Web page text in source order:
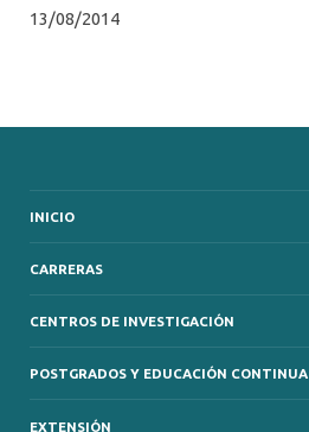
13/08/2014
INICIO
CARRERAS
CENTROS DE INVESTIGACIÓN
POSTGRADOS Y EDUCACIÓN CONTINUA
EXTENSIÓN